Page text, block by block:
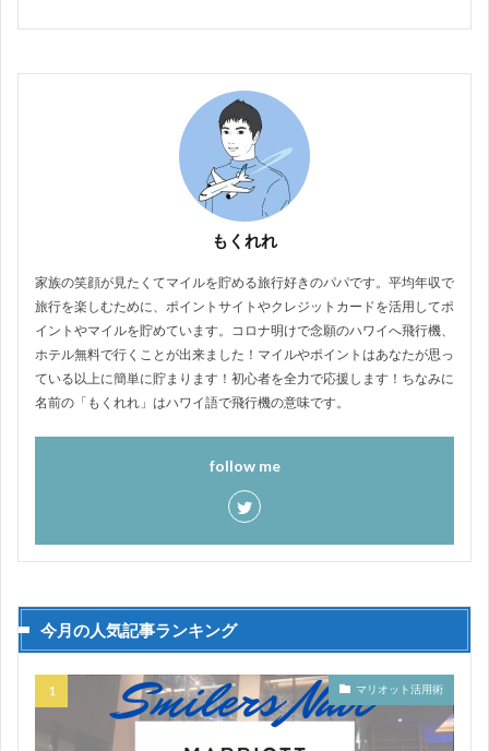
もくれれ
家族の笑顔が見たくてマイルを貯める旅行好きのパパです。平均年収で
旅行を楽しむために、ポイントサイトやクレジットカードを活用してポ
イントやマイルを貯めています。コロナ明けで念願のハワイへ飛行機、
ホテル無料で行くことが出来ました！マイルやポイントはあなたが思っ
ている以上に簡単に貯まります！初心者を全力で応援します！ちなみに
名前の「もくれれ」はハワイ語で飛行機の意味です。
follow me
今月の人気記事ランキング
マリオット活用術